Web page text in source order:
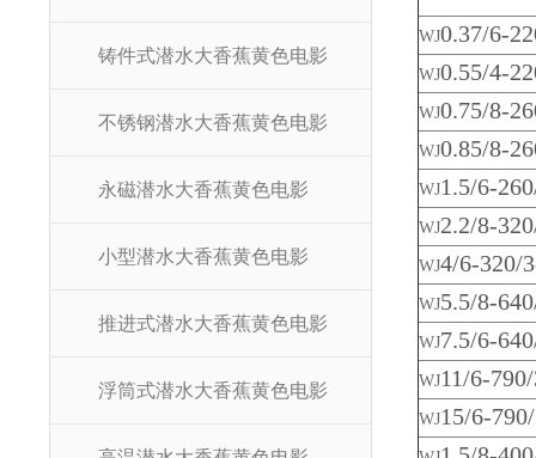
铸件式潜水大香蕉黄色电影
不锈钢潜水大香蕉黄色电影
永磁潜水大香蕉黄色电影
小型潜水大香蕉黄色电影
推进式潜水大香蕉黄色电影
浮筒式潜水大香蕉黄色电影
WJ0.37/6-
WJ0.55/4-
WJ0.75/8-
WJ0.85/8-
WJ1.5/6-
WJ2.2/8-
WJ4/6-320/
WJ5.5/8-
WJ7.5/6-
WJ11/6-
WJ15/6-